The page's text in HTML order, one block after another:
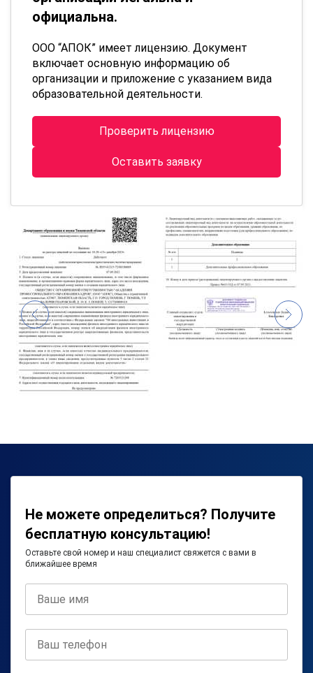
официальна.
ООО “АПОК” имеет лицензию. Документ
включает основную информацию об
организации и приложение с указанием вида
образовательной деятельности.
Проверить лицензию
Оставить заявку
Не можете определиться? Получите
бесплатную консультацию!
Оставьте свой номер и наш специалист свяжется с вами в
ближайшее время